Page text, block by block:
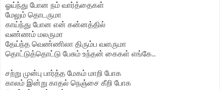
ஓய்ந்து போன நம் வார்த்தைகள்
மேலும் தொடருமா
காய்ந்து போன என் கன்னத்தில்
வண்ணம் மலருமா
தேய்ந்த வெண்ணிலா திரும்ப வளருமா
தொட்டுத்தொட்டு பேசும் உந்தன் கைகள் எங்கே..
சற்று முன்பு பார்த்த மேகம் மாறி போக
காலம் இன்று காதல் நெஞ்சை கீறி போக